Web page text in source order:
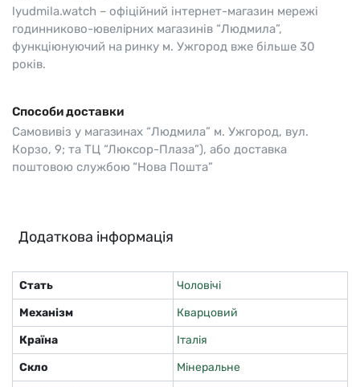
lyudmila.watch – офіційний інтернет-магазин мережі
годинниково-ювелірних магазинів “Людмила”,
функціюнуючий на ринку м. Ужгород вже більше 30
років.
Способи доставки
Самовивіз у магазинах “Людмила” м. Ужгород, вул.
Корзо, 9; та ТЦ “Люксор-Плаза”), або доставка
поштовою службою “Нова Пошта”
Додаткова інформація
Стать
Чоловічі
Механізм
Кварцовий
Країна
Італія
Скло
Мінеральне